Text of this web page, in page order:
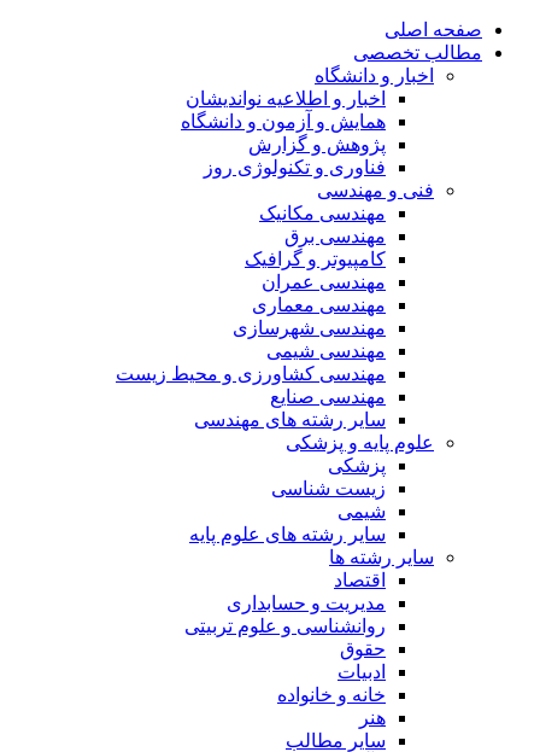
صفحه اصلی
مطالب تخصصی
اخبار و دانشگاه
اخبار و اطلاعیه نواندیشان
همایش و آزمون و دانشگاه
پژوهش و گزارش
فناوری و تکنولوژی روز
فنی و مهندسی
مهندسی مکانیک
مهندسی برق
کامپیوتر و گرافیک
مهندسی عمران
مهندسی معماری
مهندسی شهرسازی
مهندسی شیمی
مهندسی کشاورزی و محیط زیست
مهندسی صنایع
سایر رشته های مهندسی
علوم پایه و پزشکی
پزشکی
زیست شناسی
شیمی
سایر رشته های علوم پایه
سایر رشته ها
اقتصاد
مدیریت و حسابداری
روانشناسی و علوم تربیتی
حقوق
ادبیات
خانه و خانواده
هنر
سایر مطالب